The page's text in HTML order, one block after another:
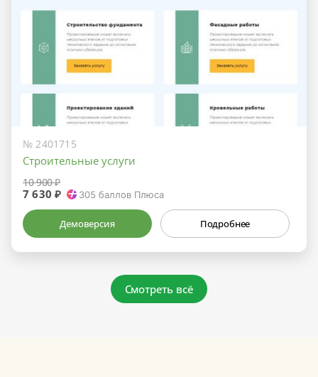
№ 2401715
Строительные услуги
10 900 ₽
7 630 ₽ 305 баллов Плюса
Демоверсия Подробнее
Смотреть всё